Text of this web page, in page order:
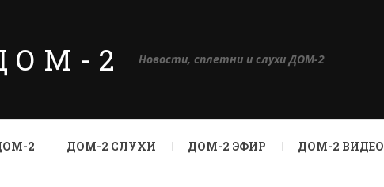
2 Новости, сплетни и слухи ДОМ-2
2 ДОМ-2 СЛУХИ ДОМ-2 ЭФИР ДОМ-2 ВИДЕО